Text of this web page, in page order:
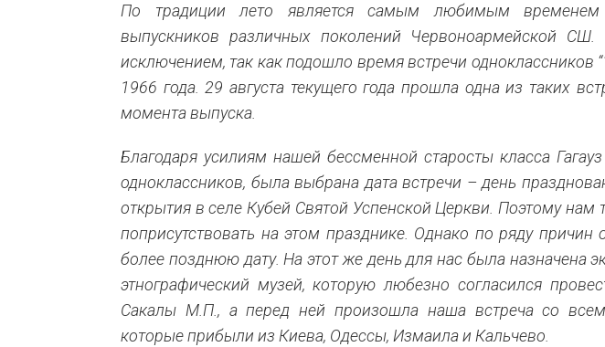
По традиции лето является самым любимым временем
выпускников различных поколений Червоноармейской
исключением, так как подошло время встречи одноклассников
1966 года. 29 августа текущего года прошла одна из таких
момента выпуска.
Благодаря усилиям нашей бессменной старосты класса
одноклассников, была выбрана дата встречи – день
открытия в селе Кубей Святой Успенской Церкви. Поэтому нам
поприсутствовать на этом празднике. Однако по ряду
более позднюю дату. На этот же день для нас была назначена
этнографический музей, которую любезно согласился
Сакалы М.П., а перед ней произошла наша встреча со
которые прибыли из Киева, Одессы, Измаила и Кальчево.